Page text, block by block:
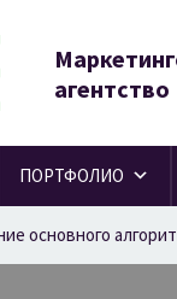
агентство
ПОРТФОЛИО
основного